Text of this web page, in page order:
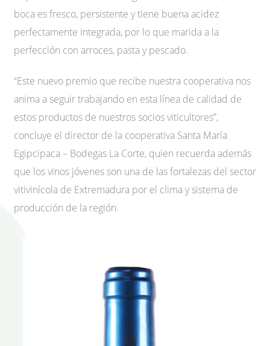
boca es fresco, persistente y tiene buena acidez
perfectamente integrada, por lo que marida a la
perfección con arroces, pasta y pescado.
“Este nuevo premio que recibe nuestra cooperativa nos
anima a seguir trabajando en esta línea de calidad de
estos productos de nuestros socios viticultores”,
concluye el director de la cooperativa Santa María
Egipcipaca – Bodegas La Corte, quien recuerda además
que los vinos jóvenes son una de las fortalezas del sector
vitivinícola de Extremadura por el clima y sistema de
producción de la región.